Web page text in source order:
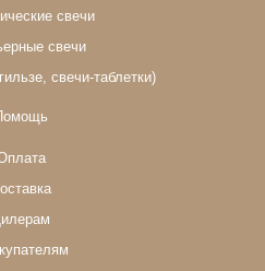
свечи
свечи
свечи-таблетки)